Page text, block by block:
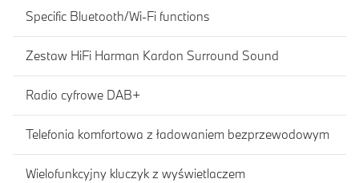
Specific Bluetooth/Wi-Fi functions
Zestaw HiFi Harman Kardon Surround Sound
Radio cyfrowe DAB+
Telefonia komfortowa z ładowaniem bezprzewodowym
Wielofunkcyjny kluczyk z wyświetlaczem